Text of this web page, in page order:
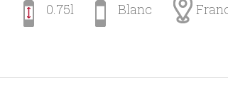
0.75l Blanc